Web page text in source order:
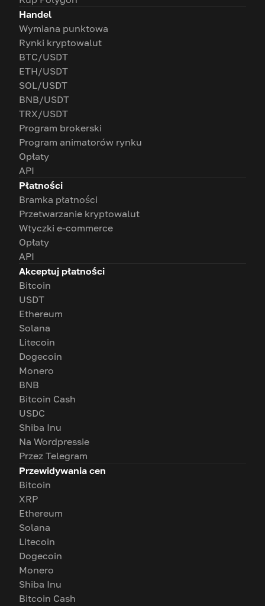
Handel
Wymiana punktowa
Rynki kryptowalut
BTC/USDT
ETH/USDT
SOL/USDT
BNB/USDT
TRX/USDT
Program brokerski
Program animatorów rynku
Opłaty
API
Płatności
Bramka płatności
Przetwarzanie kryptowalut
Wtyczki e-commerce
Opłaty
API
Akceptuj płatności
Bitcoin
USDT
Ethereum
Solana
Litecoin
Dogecoin
Monero
BNB
Bitcoin Cash
USDC
Shiba Inu
Na Wordpressie
Przez Telegram
Przewidywania cen
Bitcoin
XRP
Ethereum
Solana
Litecoin
Dogecoin
Monero
Shiba Inu
Bitcoin Cash